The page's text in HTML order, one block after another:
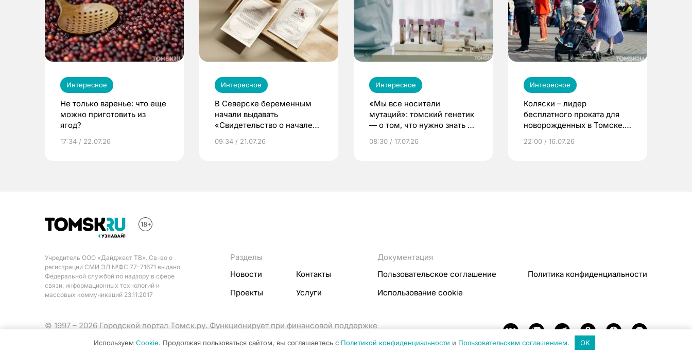
Интересное
Не только варенье: что еще
можно приготовить из
ягод?
17:34 / 22.07.26
Интересное
В Северске беременным
начали выдавать
«Свидетельство о начале
09:34 / 21.07.26
Интересное
«Мы все носители
мутаций»: томский генетик
— о том, что нужно знать до
08:30 / 17.07.26
Интересное
Коляски – лидер
бесплатного проката для
новорожденных в Томске.
22:00 / 16.07.26
Учредитель ООО «Дайджест ТВ». Св-во о
регистрации СМИ ЭЛ №ФС 77-71671 выдано
Федеральной службой по надзору в сфере
связи, информационных технологий и
массовых коммуникаций 23.11.2017
Разделы
Новости
Контакты
Проекты
Услуги
Документация
Пользовательское соглашение
Политика конфиденциальности
Использование cookie
© 1997 – 2026 Городской портал Томск.ру. Функционирует при финансовой поддержке
Используем Cookie. Продолжая пользоваться сайтом, вы соглашаетесь с Политикой конфиденциальности и Пользовательским соглашением. OK